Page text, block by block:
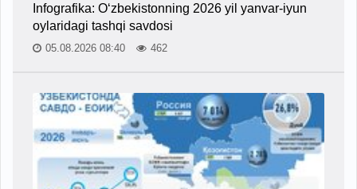
Infografika: O‘zbekistonning 2026 yil yanvar-iyun
oylaridagi tashqi savdosi
05.08.2026 08:40 462